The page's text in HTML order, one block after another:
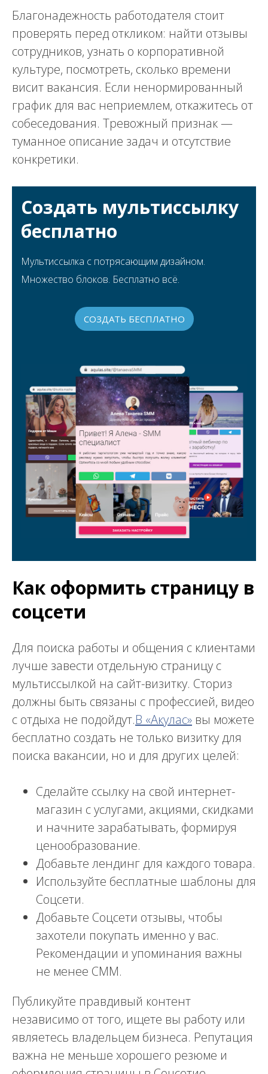
Благонадежность работодателя стоит
проверять перед откликом: найти отзывы
сотрудников, узнать о корпоративной
культуре, посмотреть, сколько времени
висит вакансия. Если ненормированный
график для вас неприемлем, откажитесь от
собеседования. Тревожный признак —
туманное описание задач и отсутствие
конкретики.
Создать мультиссылку
бесплатно
Мультиссылка с потрясающим дизайном.
Множество блоков. Бесплатно всё.
СОЗДАТЬ БЕСПЛАТНО
Как оформить страницу в
соцсети
Для поиска работы и общения с клиентами
лучше завести отдельную страницу с
мультиссылкой на сайт-визитку. Сториз
должны быть связаны с профессией, видео
с отдыха не подойдут.В «Акулас» вы можете
бесплатно создать не только визитку для
поиска вакансии, но и для других целей:
Сделайте ссылку на свой интернет-
магазин с услугами, акциями, скидками
и начните зарабатывать, формируя
ценообразование.
Добавьте лендинг для каждого товара.
Используйте бесплатные шаблоны для
Соцсети.
Добавьте Соцсети отзывы, чтобы
захотели покупать именно у вас.
Рекомендации и упоминания важны
не менее СММ.
Публикуйте правдивый контент
независимо от того, ищете вы работу или
являетесь владельцем бизнеса. Репутация
важна не меньше хорошего резюме и